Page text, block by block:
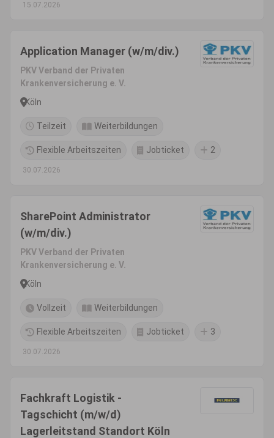
15.07.2026
Application Manager (w/m/div.)
PKV Verband der Privaten
Krankenversicherung e. V.
Köln
Teilzeit Weiterbildungen
Flexible Arbeitszeiten Jobticket 2
30.07.2026
SharePoint Administrator
(w/m/div.)
PKV Verband der Privaten
Krankenversicherung e. V.
Köln
Vollzeit Weiterbildungen
Flexible Arbeitszeiten Jobticket 3
30.07.2026
Fachkraft Logistik -
Tagschicht (m/w/d)
Lagerleitstand Standort Köln